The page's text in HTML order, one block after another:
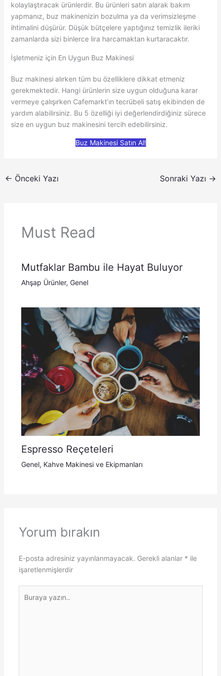
kolaylaştıracak ürünlerdir. Bu ürünleri satın alarak bakım
yapmanız, buz makinenizin bozulma ya da verimsizleşme
ihtimalini düşürür. Düşük bütçelere yaptığınız temizlik ileriki
zamanlarda sizi binlerce lira harcamaktan kurtaracaktır.
İşletmeniz için En Uygun Buz Makinesi
Buz makinesi alırken tüm bu özelliklere dikkat etmeniz
gerekmektedir. Hangi ürünlerin size uygun olduğuna karar
vermeye çalışırken Cafemarkt’ın tecrübeli satış ekibinden de
yardım alabilirsiniz. Bu 5 özelliği iyi değerlendirdiğiniz sürece
size en uygun buz makinesini tercih edebilirsiniz.
Buz Makinesi Satın Al!
← Önceki Yazı Sonraki Yazı →
Must Read
Mutfaklar Bambu ile Hayat Buluyor
Ahşap Ürünler, Genel
Espresso Reçeteleri
Genel, Kahve Makinesi ve Ekipmanları
Yorum bırakın
E-posta adresiniz yayınlanmayacak. Gerekli alanlar * ile
işaretlenmişlerdir
yazın..